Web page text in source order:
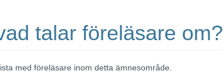
talar föreläsare om?
med föreläsare inom detta ämnesområde.